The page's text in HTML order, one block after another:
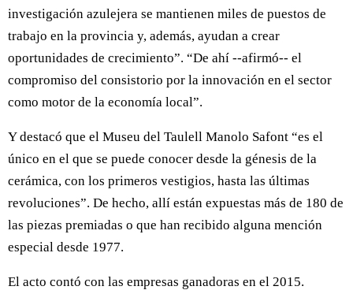
investigación azulejera se mantienen miles de puestos de
trabajo en la provincia y, además, ayudan a crear
oportunidades de crecimiento”. “De ahí --afirmó-- el
compromiso del consistorio por la innovación en el sector
como motor de la economía local”.
Y destacó que el Museu del Taulell Manolo Safont “es el
único en el que se puede conocer desde la génesis de la
cerámica, con los primeros vestigios, hasta las últimas
revoluciones”. De hecho, allí están expuestas más de 180 de
las piezas premiadas o que han recibido alguna mención
especial desde 1977.
El acto contó con las empresas ganadoras en el 2015.